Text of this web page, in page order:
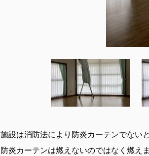
施設は消防法により防炎カーテンでない
防炎カーテンは燃えないのではなく燃え